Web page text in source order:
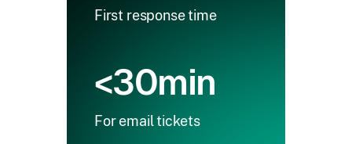
First response time
<30min
For email tickets